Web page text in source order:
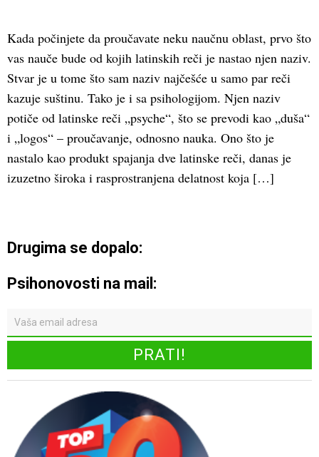
Kada počinjete da proučavate neku naučnu oblast, prvo što
vas nauče bude od kojih latinskih reči je nastao njen naziv.
Stvar je u tome što sam naziv najčešće u samo par reči
kazuje suštinu. Tako je i sa psihologijom. Njen naziv
potiče od latinske reči „psyche“, što se prevodi kao „duša“
i „logos“ – proučavanje, odnosno nauka. Ono što je
nastalo kao produkt spajanja dve latinske reči, danas je
izuzetno široka i rasprostranjena delatnost koja […]
Drugima se dopalo:
Psihonovosti na mail: